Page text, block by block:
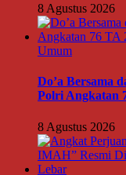
8 Agustus 2026
Umum
Do’a Bersama
Polri Angkatan
8 Agustus 2026